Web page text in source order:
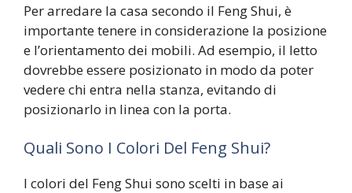
Per arredare la casa secondo il Feng Shui, è
importante tenere in considerazione la posizione
e l’orientamento dei mobili. Ad esempio, il letto
dovrebbe essere posizionato in modo da poter
vedere chi entra nella stanza, evitando di
posizionarlo in linea con la porta.
Quali Sono I Colori Del Feng Shui?
I colori del Feng Shui sono scelti in base ai